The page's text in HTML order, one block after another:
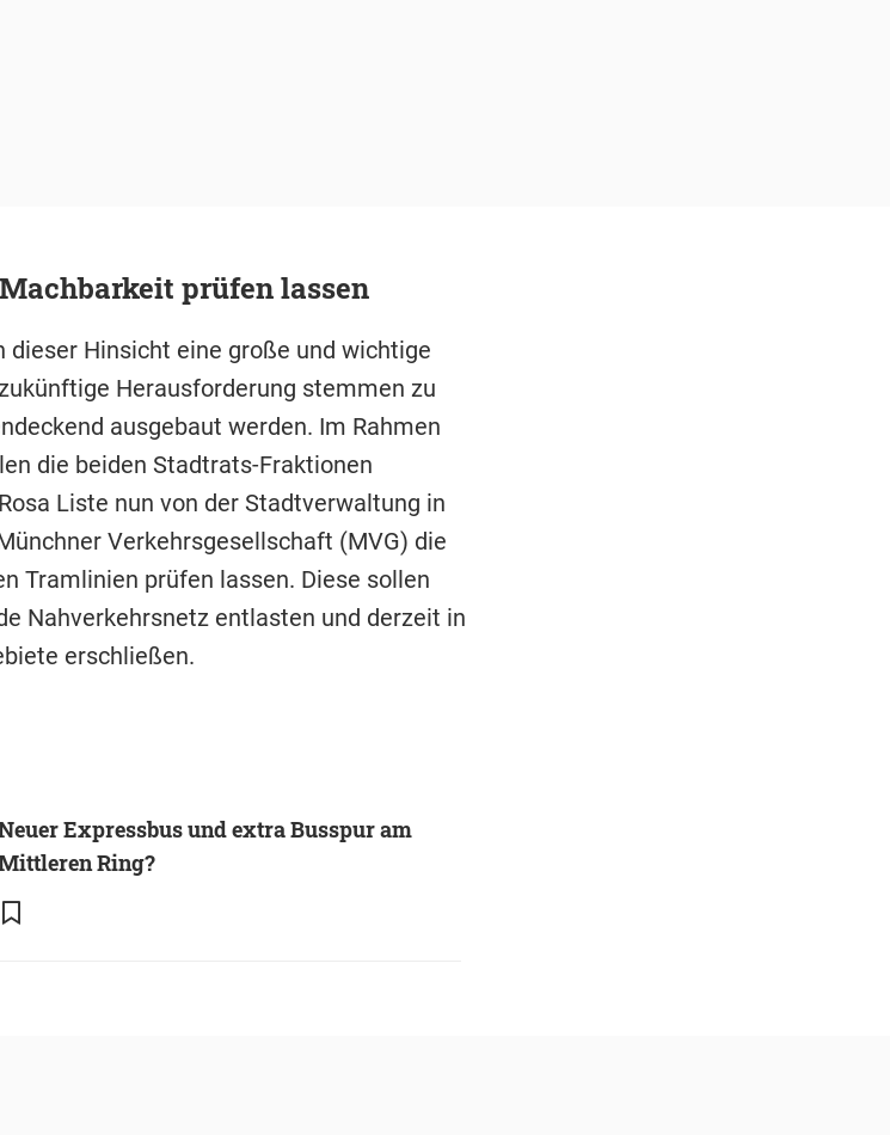
prüfen lassen
dieser Hinsicht eine große und wichtige
Herausforderung stemmen zu
ausgebaut werden. Im Rahmen
die beiden Stadtrats-Fraktionen
Liste nun von der Stadtverwaltung in
Verkehrsgesellschaft (MVG) die
Tramlinien prüfen lassen. Diese sollen
Nahverkehrsnetz entlasten und derzeit in
erschließen.
Expressbus und extra Busspur am
Ring?